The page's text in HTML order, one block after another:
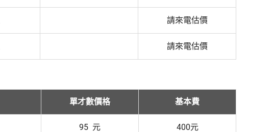
請來電估價
請來電估價
單才數價格 基本費
95 元 400元